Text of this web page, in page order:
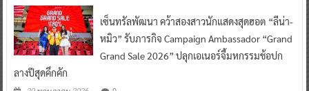
เซ็นทรัลพัฒนา คว้าสองสาวนักแสดงสุดฮอต “ลีน่า-
หมิว” รับภารกิจ Campaign Ambassador “Grand
Grand Sale 2026” ปลุกเอเนอร์จี้มหกรรมช้อปก
ลางปีสุดคึกคัก